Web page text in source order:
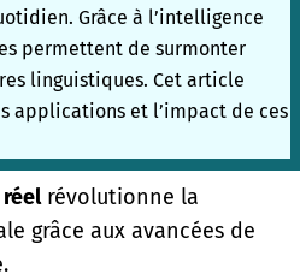
Grâce à l’intelligence
permettent de surmonter
linguistiques. Cet article
applications et l’impact de ces
révolutionne la
grâce aux avancées de